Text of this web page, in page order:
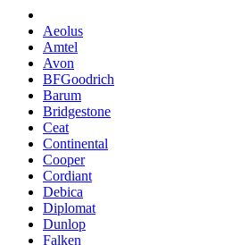
Aeolus
Amtel
Avon
BFGoodrich
Barum
Bridgestone
Ceat
Continental
Cooper
Cordiant
Debica
Diplomat
Dunlop
Falken